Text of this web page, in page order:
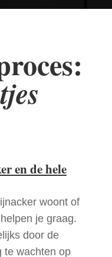
en de hele
woont of
je graag.
door de
te wachten op